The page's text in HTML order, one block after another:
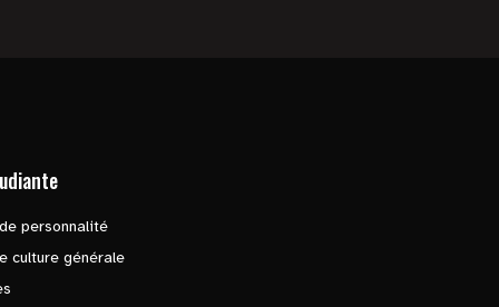
personnalité
culture générale